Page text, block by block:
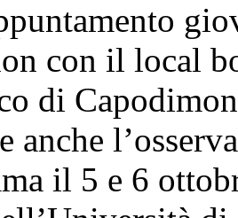
con il local
di
anche
il 5 e 6